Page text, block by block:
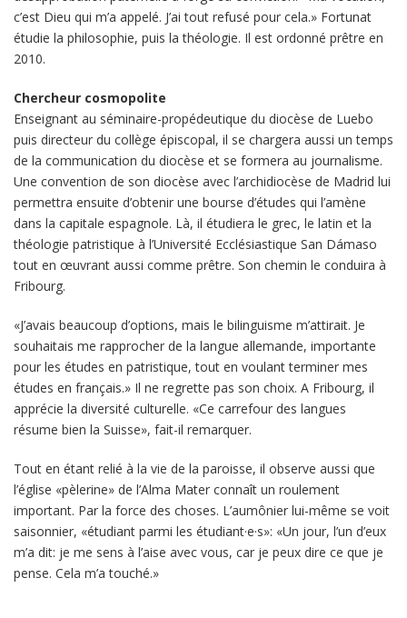
c’est Dieu qui m’a appelé. J’ai tout refusé pour cela.» Fortunat
étudie la philosophie, puis la théologie. Il est ordonné prêtre en
2010.
Chercheur cosmopolite
Enseignant au séminaire-propédeutique du diocèse de Luebo
puis directeur du collège épiscopal, il se chargera aussi un temps
de la communication du diocèse et se formera au journalisme.
Une convention de son diocèse avec l’archidiocèse de Madrid lui
permettra ensuite d’obtenir une bourse d’études qui l’amène
dans la capitale espagnole. Là, il étudiera le grec, le latin et la
théologie patristique à l’Université Ecclésiastique San Dámaso
tout en œuvrant aussi comme prêtre. Son chemin le conduira à
Fribourg.
«J’avais beaucoup d’options, mais le bilinguisme m’attirait. Je
souhaitais me rapprocher de la langue allemande, importante
pour les études en patristique, tout en voulant terminer mes
études en français.» Il ne regrette pas son choix. A Fribourg, il
apprécie la diversité culturelle. «Ce carrefour des langues
résume bien la Suisse», fait-il remarquer.
Tout en étant relié à la vie de la paroisse, il observe aussi que
l’église «pèlerine» de l’Alma Mater connaît un roulement
important. Par la force des choses. L’aumônier lui-même se voit
saisonnier, «étudiant parmi les étudiant·e·s»: «Un jour, l’un d’eux
m’a dit: je me sens à l’aise avec vous, car je peux dire ce que je
pense. Cela m’a touché.»